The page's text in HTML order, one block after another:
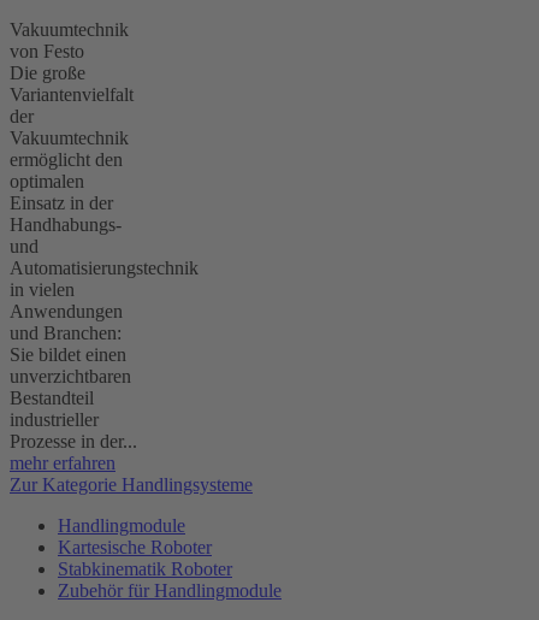
Vakuumtechnik
von Festo
Die große
Variantenvielfalt
der
Vakuumtechnik
ermöglicht den
optimalen
Einsatz in der
Handhabungs-
und
Automatisierungstechnik
in vielen
Anwendungen
und Branchen:
Sie bildet einen
unverzichtbaren
Bestandteil
industrieller
Prozesse in der...
mehr erfahren
Zur Kategorie Handlingsysteme
Handlingmodule
Kartesische Roboter
Stabkinematik Roboter
Zubehör für Handlingmodule